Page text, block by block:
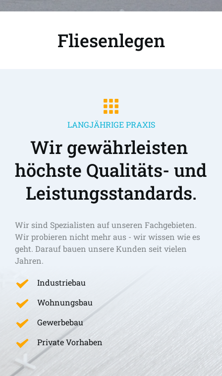
Fliesenlegen
LANGJÄHRIGE PRAXIS
Wir gewährleisten
höchste Qualitäts- und
Leistungsstandards.
Wir sind Spezialisten auf unseren Fachgebieten.
Wir probieren nicht mehr aus - wir wissen wie es
geht. Darauf bauen unsere Kunden seit vielen
Jahren.
Industriebau
Wohnungsbau
Gewerbebau
Private Vorhaben